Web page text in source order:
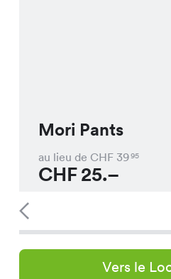
Mori Pants
au lieu de CHF 3995
CHF25.–
Vers le